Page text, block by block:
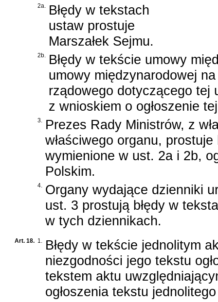
2a. Błędy w tekstach
ustaw prostuje
Marszałek Sejmu.
2b. Błędy w tekście umowy
umowy międzynarodowej
rządowego dotyczącego tej
z wnioskiem o ogłoszenie
3. Prezes Rady Ministrów, z
właściwego organu,
wymienione w ust. 2a i 2b,
Polskim.
4. Organy wydające dzienniki
ust. 3 prostują błędy w
w tych dziennikach.
Art. 18. 1. Błędy w tekście jednolitym
niezgodności jego tekstu
tekstem aktu
ogłoszenia tekstu